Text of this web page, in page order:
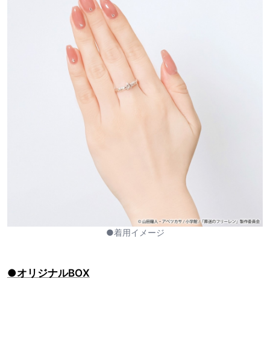
●着用イメージ
●オリジナルBOX